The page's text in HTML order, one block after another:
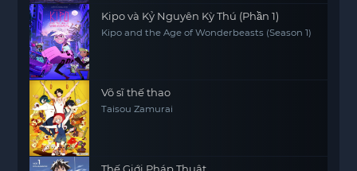
Kipo và Kỷ Nguyên Kỳ Thú (Phần 1)
Kipo and the Age of Wonderbeasts (Season 1)
Võ sĩ thế thao
Taisou Zamurai